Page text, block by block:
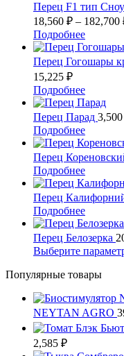
Перец F1 тип
18,560 ₽ – 182,700
ПодробнееЭтот
товар
имеет
Опции
можно
выбрать
на
товара.
Перец Гогошары
15,225 ₽Диапазон
цен:
7,685 ₽
–
15,225 ₽
ПодробнееЭтот
товар
имеет
Опции
можно
выбрать
на
товара.
Перец Парад 3,500
ПодробнееЭтот
товар
имеет
Опции
можно
выбрать
на
товара.
Перец
ПодробнееЭтот
товар
имеет
Опции
можно
выбрать
странице
товара.
Перец
ПодробнееЭтот
товар
имеет
Опции
выбрать
на
странице
товара.
Перец Белозерка
Выберите
Популярные товары
NEYTAN AGRO
2,585 ₽Диапазон
цен: